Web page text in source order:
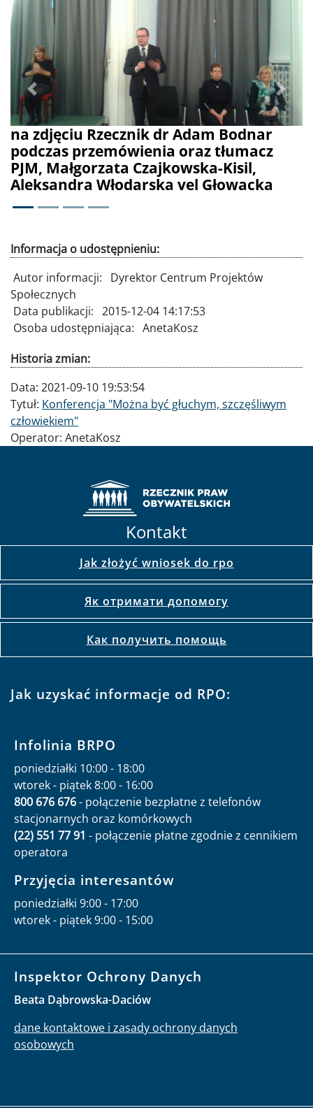
Bodnar
Kisil,
na zdjęciu uczestnicy
Poprzednie Dalej
Informacja o udostępnieniu:
Autor informacji:
Dyrektor Centrum Projektów
Społecznych
Data publikacji: 2015-12-04 14:17:53
Osoba udostępniająca: AnetaKosz
Historia zmian:
Data: 2021-09-10 19:53:54
Tytuł: Konferencja "Można być głuchym, szczęśliwym
człowiekiem"
Operator: AnetaKosz
Kontakt
Jak złożyć wniosek do rpo
Як отримати допомогу
Как получить помощь
Jak uzyskać informacje od RPO:
Infolinia BRPO
poniedziałki 10:00 - 18:00
wtorek - piątek 8:00 - 16:00
800 676 676- połączenie bezpłatne z telefonów
stacjonarnych oraz komórkowych
(22) 551 77 91 - połączenie płatne zgodnie z cennikiem
operatora
Przyjęcia interesantów
poniedziałki 9:00 - 17:00
wtorek - piątek 9:00 - 15:00
Inspektor Ochrony Danych
Beata Dąbrowska-Daciów
dane kontaktowe i zasady ochrony danych
osobowych